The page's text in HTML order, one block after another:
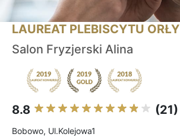
LAUREAT PLEBISCYTU ORŁY
Salon Fryzjerski Alina
8.8 (21)
Bobowo, Ul.Kolejowa1